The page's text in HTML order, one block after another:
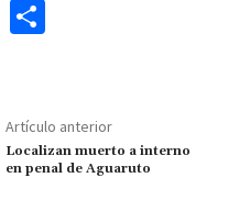
o
k
p
p
p
ar
Artículo anterior
Localizan muerto a interno
en penal de Aguaruto